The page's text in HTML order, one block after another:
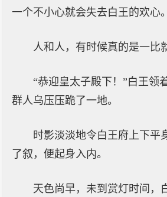
一个不小心就会失去白王的欢心。
人和人，有时候真的是一比
“恭迎皇太子殿下！”白王领
群人乌压压跪了一地。
时影淡淡地令白王府上下平
了叙，便起身入内。
天色尚早，未到赏灯时间，